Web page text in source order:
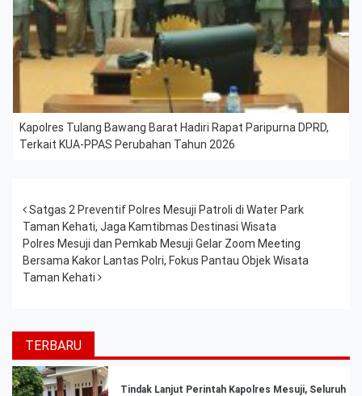
Kapolres Tulang Bawang Barat Hadiri Rapat Paripurna DPRD,
Terkait KUA-PPAS Perubahan Tahun 2026
Post navigation
Satgas 2 Preventif Polres Mesuji Patroli di Water Park
Taman Kehati, Jaga Kamtibmas Destinasi Wisata
Polres Mesuji dan Pemkab Mesuji Gelar Zoom Meeting
Bersama Kakor Lantas Polri, Fokus Pantau Objek Wisata
Taman Kehati
TERBARU
Tindak Lanjut Perintah Kapolres Mesuji, Seluruh